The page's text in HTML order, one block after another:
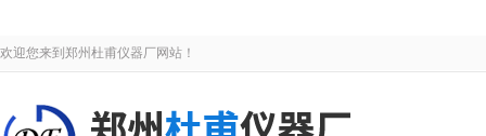
欢迎您来到郑州杜甫仪器厂网站！